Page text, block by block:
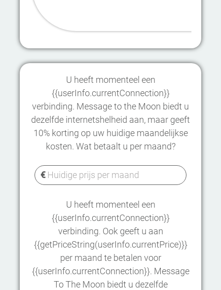
U heeft momenteel een
{{userInfo.currentConnection}}
verbinding. Message to the Moon biedt u
dezelfde internetshelheid aan, maar geeft
10% korting op uw huidige maandelijkse
kosten. Wat betaalt u per maand?
U heeft momenteel een
{{userInfo.currentConnection}}
verbinding. Ook geeft u aan
{{getPriceString(userInfo.currentPrice)}}
per maand te betalen voor
{{userInfo.currentConnection}}. Message
To The Moon biedt u dezelfde